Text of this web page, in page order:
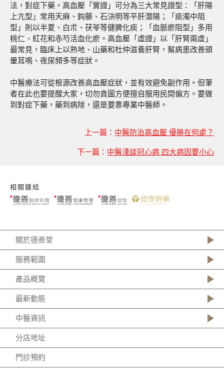
法，對症下藥。高血壓「實證」可分為三大常見證型：「肝陽
上亢型」常用天麻、鈎藤、石決明等平肝潛陽；「痰濁中阻
型」則以半夏、白朮、茯苓等健脾化痰；「血脈瘀阻型」多用
桃仁、紅花和赤芍活血化瘀。高血壓「虛證」以「肝腎兩虛」
最常見，臨床上以熟地、山藥和杜仲滋養肝腎，幫病患改善頭
暈耳鳴、夜尿頻多等症狀。
中醫療法可從根源改善高血壓症狀，並有效避免副作用。但筆
者在此也要提醒大家，切勿貪圖方便擅自服用民間偏方。要做
到對症下藥，藥到病除，還是要靠專業中醫師。
上一篇： 中醫防治高血壓 優勝在何處？
下一篇： 中醫淺談冠心病 四大病因要小心
相關鏈結
關於德善堂
服務範圍
產品概覽
最新動態
中醫資訊
分店地址
門診預約